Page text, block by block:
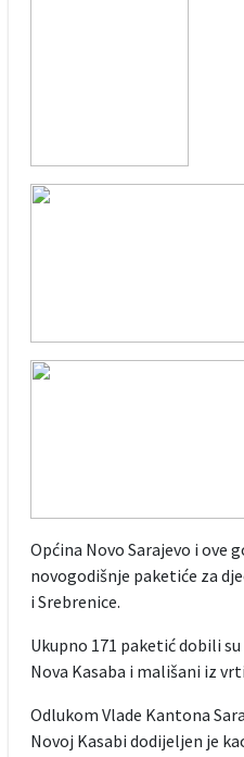
Općina Novo Sarajevo i ove
novogodišnje paketiće za
i Srebrenice.
Ukupno 171 paketić dobili
Nova Kasaba i mališani iz
Odlukom Vlade Kantona
Novoj Kasabi dodijeljen je